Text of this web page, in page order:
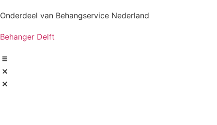
Onderdeel van Behangservice Nederland
Behanger Delft